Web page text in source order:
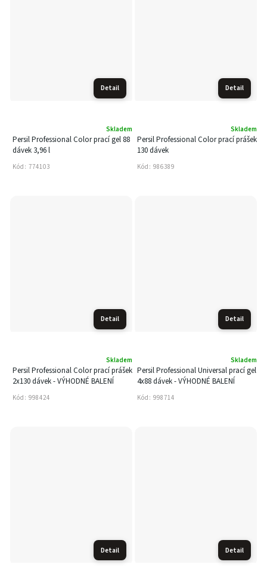
Detail
Persil Professional Color prací gel 88
dávek 3,96 l
Skladem
Kód: 774103
Detail
Persil Professional Color prací prášek
130 dávek
Skladem
Kód: 986389
Detail
Persil Professional Color prací prášek
2x130 dávek - VÝHODNÉ BALENÍ
Skladem
Kód: 998424
Detail
Persil Professional Universal prací gel
4x88 dávek - VÝHODNÉ BALENÍ
Skladem
Kód: 998714
Detail Detail